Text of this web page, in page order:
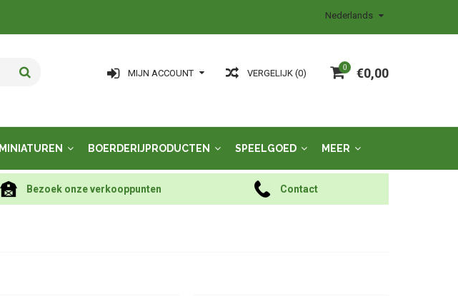
Nederlands
0 €0,00
VERGELIJK (0)
MIJN ACCOUNT
MINIATUREN BOERDERIJPRODUCTEN SPEELGOED MEER
Bezoek onze verkooppunten Contact